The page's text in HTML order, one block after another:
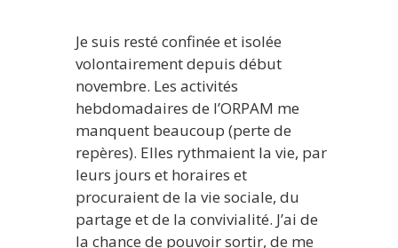
Je suis resté confinée et isolée
volontairement depuis début
novembre. Les activités
hebdomadaires de l’ORPAM me
manquent beaucoup (perte de
repères). Elles rythmaient la vie, par
leurs jours et horaires et
procuraient de la vie sociale, du
partage et de la convivialité. J’ai de
la chance de pouvoir sortir, de me